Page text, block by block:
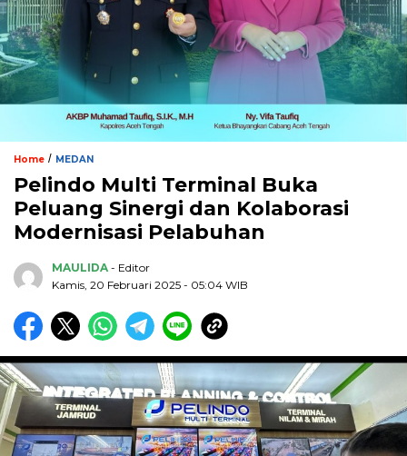
Home / MEDAN
Pelindo Multi Terminal Buka
Peluang Sinergi dan Kolaborasi
Modernisasi Pelabuhan
MAULIDA - Editor
Kamis, 20 Februari 2025 - 05:04 WIB